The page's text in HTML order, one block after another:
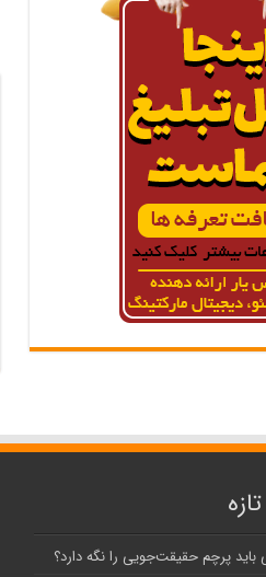
پرچم حقیقت‌جویی را نگه دارد؟